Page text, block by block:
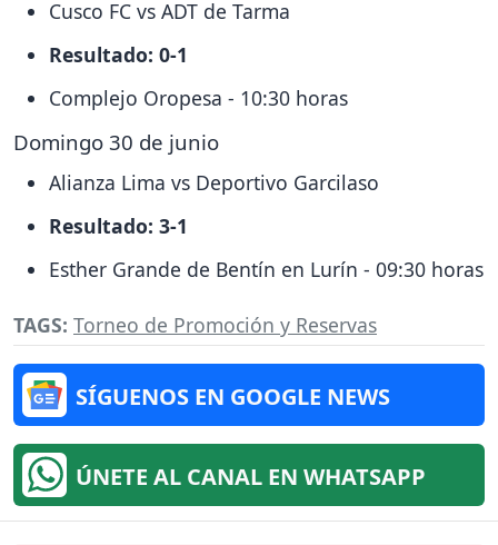
Cusco FC vs ADT de Tarma
Resultado: 0-1
Complejo Oropesa - 10:30 horas
Domingo 30 de junio
Alianza Lima vs Deportivo Garcilaso
Resultado: 3-1
Esther Grande de Bentín en Lurín - 09:30 horas
TAGS: Torneo de Promoción y Reservas
SÍGUENOS EN GOOGLE NEWS
ÚNETE AL CANAL EN WHATSAPP